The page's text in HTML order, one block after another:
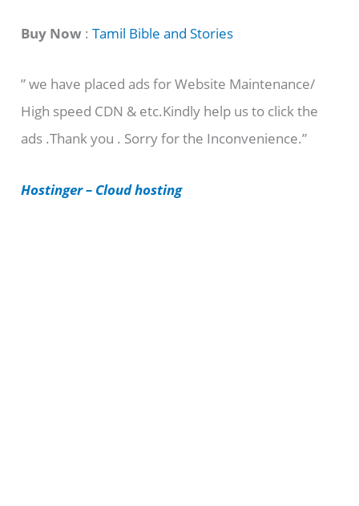
t
g
o
r
e
Buy Now :Tamil Bible and Stories
” we have placed ads for Website Maintenance/
High speed CDN & etc.Kindly help us to click the
ads .Thank you . Sorry for the Inconvenience.”
Hostinger – Cloud hosting